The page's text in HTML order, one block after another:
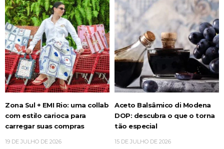
Zona Sul + EMI Rio: uma collab
com estilo carioca para
carregar suas compras
19 DE JULHO DE 2026
Aceto Balsâmico di Modena
DOP: descubra o que o torna
tão especial
15 DE JULHO DE 2026